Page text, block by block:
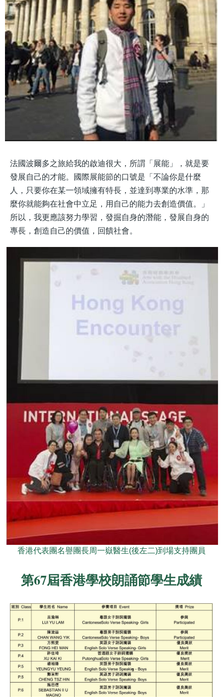
法國波爾多之旅給我的啟迪很大，所謂「展能」，就是要
發展自己的才能。國際展能節的口號是「不論你是什麼
人，只要你在某一領域擁有特長，並達到專業的水準，那
麼你就能夠在社會中立足，用自己的能力去創造價值。」
所以，我更應該努力學習，發掘自身的潛能，發展自身的
專長，創造自己的價值，回饋社會。
香港代表團名譽團長周一嶽醫生(後左二)到場支持團員
第67屆香港學校朗誦節學生成績